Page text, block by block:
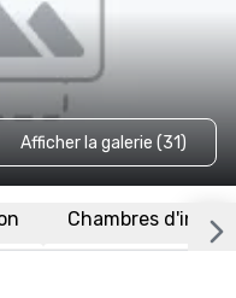
Afficher la galerie (31)
Chambres